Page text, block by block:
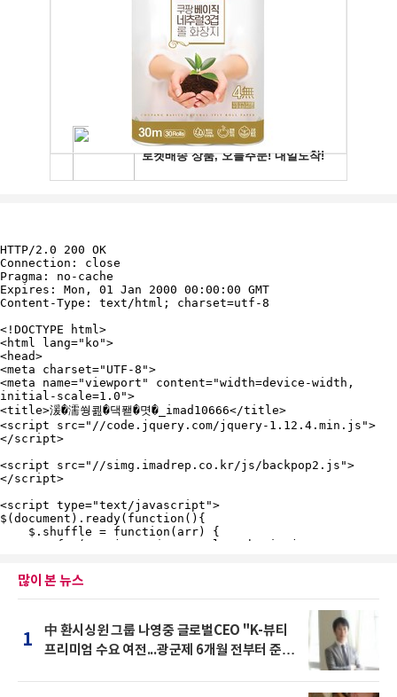
많이 본 뉴스
1
中 환시싱윈 그룹 나영중 글로벌CEO "K-뷰티
프리미엄 수요 여전...광군제 6개월 전부터 준비